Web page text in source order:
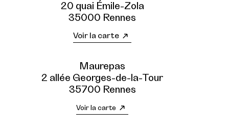
20 quai Émile-Zola
35000 Rennes
Voir la carte
Maurepas
2 allée Georges-de-la-Tour
35700 Rennes
Voir la carte